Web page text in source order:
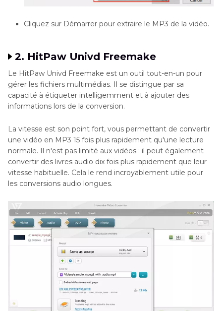
Cliquez sur Démarrer pour extraire le MP3 de la vidéo.
2. HitPaw Univd Freemake
Le HitPaw Univd Freemake est un outil tout-en-un pour
gérer les fichiers multimédias. Il se distingue par sa
capacité à étiqueter intelligemment et à ajouter des
informations lors de la conversion.
La vitesse est son point fort, vous permettant de convertir
une vidéo en MP3 15 fois plus rapidement qu'une lecture
normale. Il n'est pas limité aux vidéos ; il peut également
convertir des livres audio dix fois plus rapidement que leur
vitesse habituelle. Cela le rend incroyablement utile pour
les conversions audio longues.